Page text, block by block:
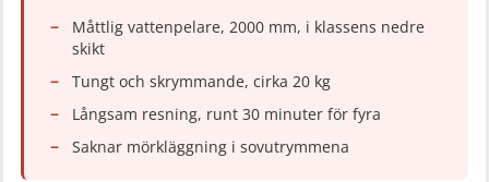
Måttlig vattenpelare, 2000 mm, i klassens nedre
skikt
Tungt och skrymmande, cirka 20 kg
Långsam resning, runt 30 minuter för fyra
Saknar mörkläggning i sovutrymmena